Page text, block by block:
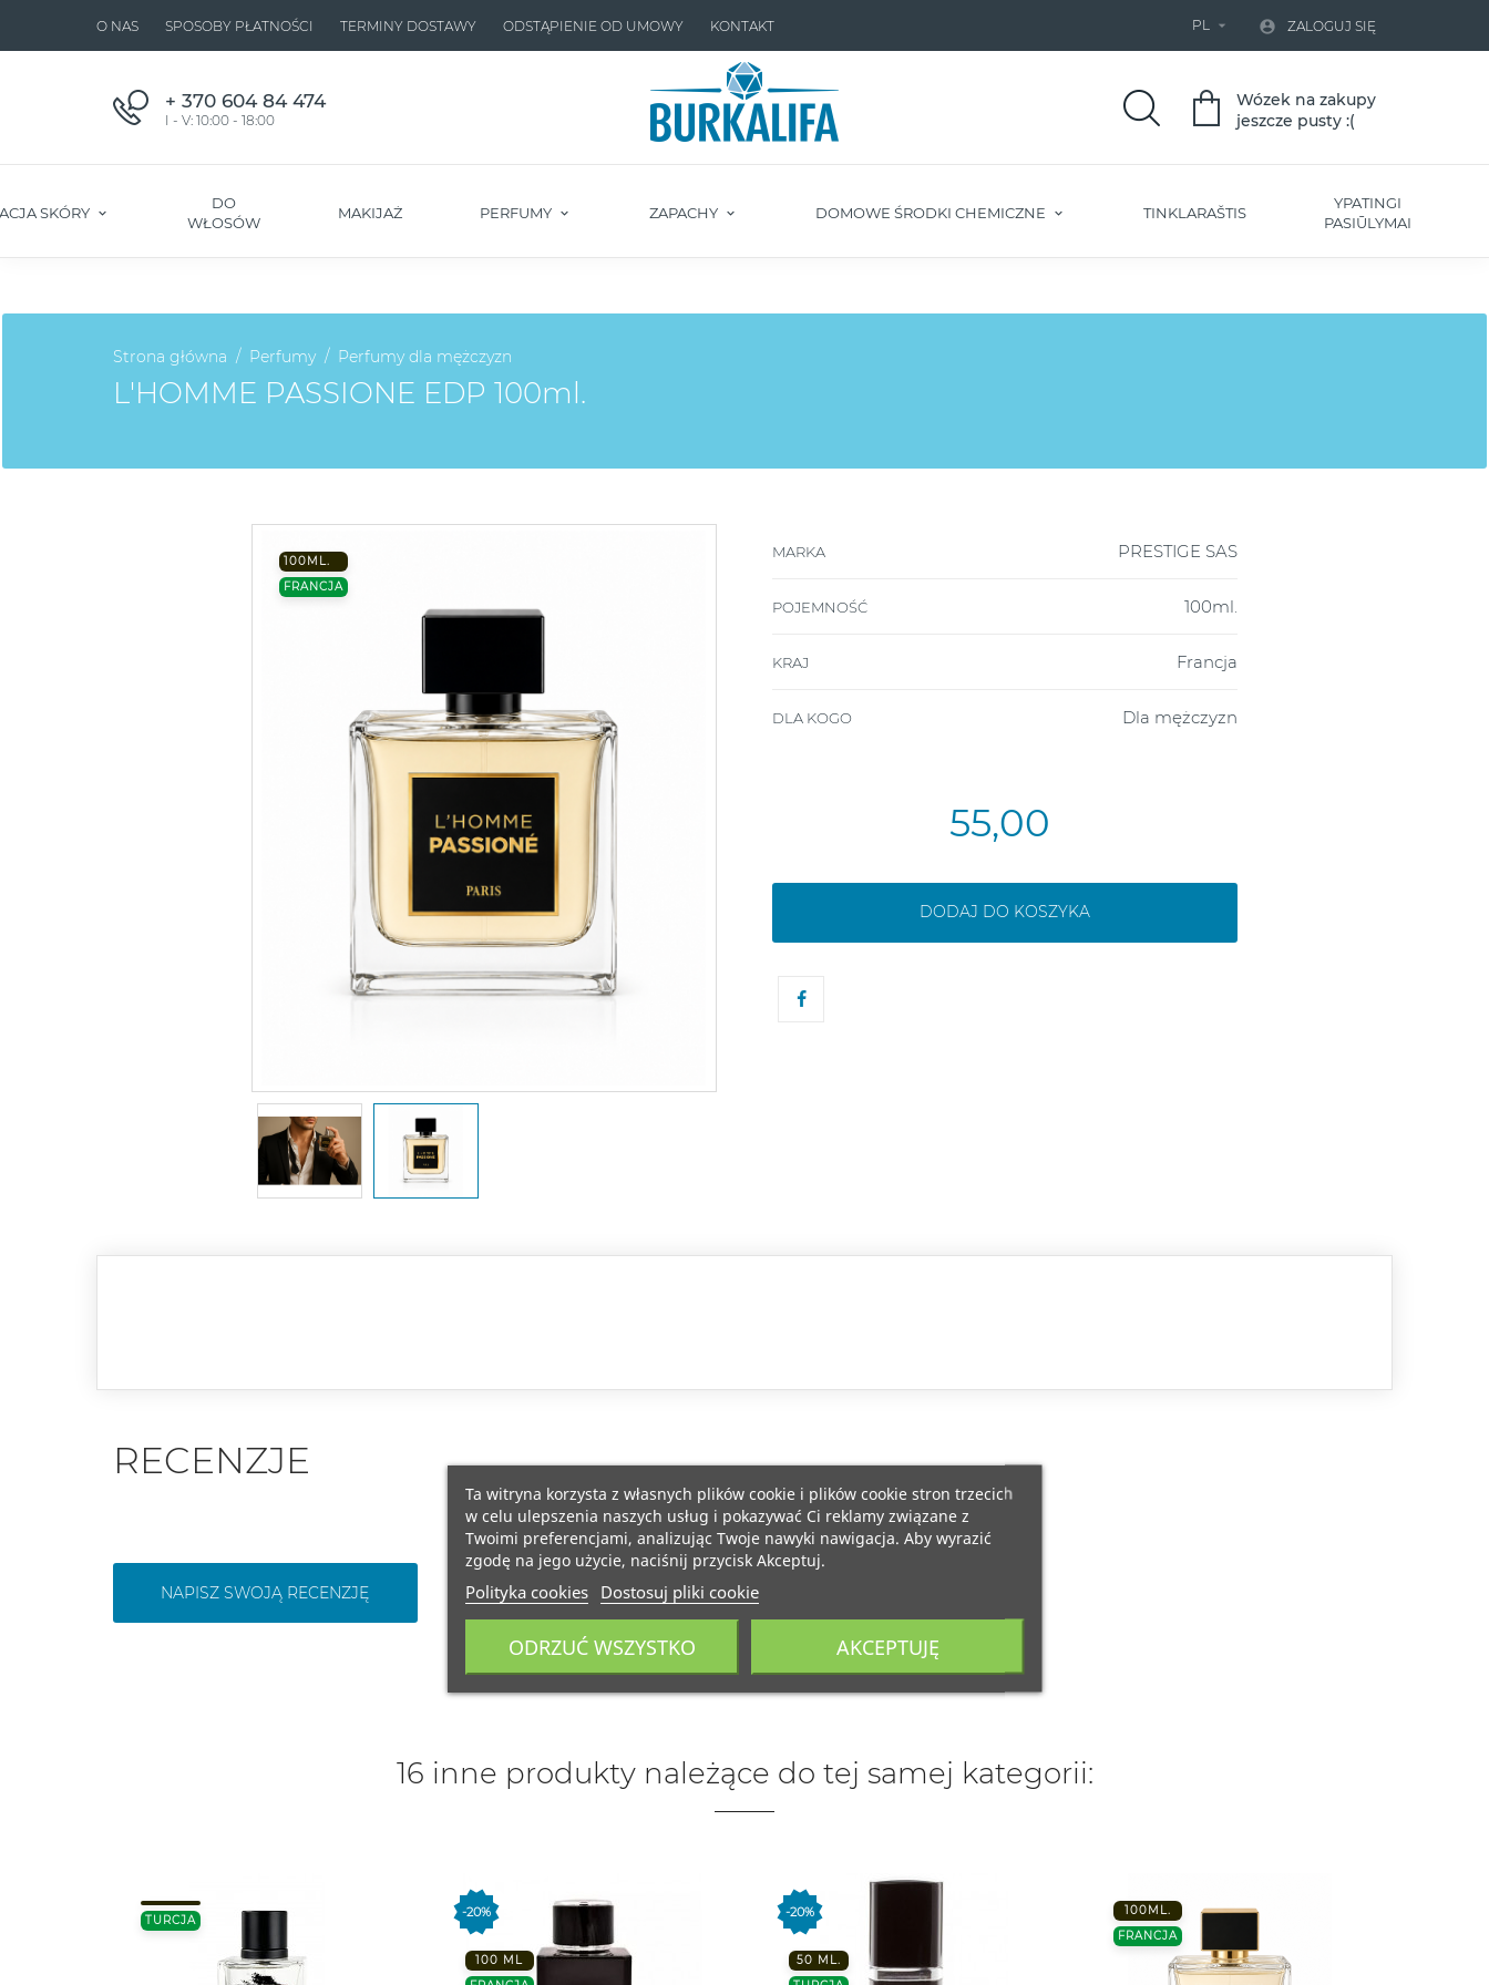
O NAS SPOSOBY PŁATNOŚCI TERMINY DOSTAWY ODSTĄPIENIE OD UMOWY KONTAKT PL   ZALOGUJ SIĘ
+ 370 604 84 474
I - V: 10:00 - 18:00
Wózek na zakupy
jeszcze pusty :(
SKÓRY
DO
WŁOSÓW
MAKIJAŻ PERFUMY ZAPACHY DOMOWE ŚRODKI CHEMICZNE TINKLARAŠTIS
YPATINGI
PASIŪLYMAI
Strona główna Perfumy Perfumy dla mężczyzn
L'HOMME PASSIONE EDP 100ml.
100ML.
FRANCJA
MARKA PRESTIGE SAS
POJEMNOŚĆ 100ml.
KRAJ Francja
DLA KOGO Dla mężczyzn
55,00
DODAJ DO KOSZYKA
RECENZJE
NAPISZ SWOJĄ RECENZJĘ
16 inne produkty należące do tej samej kategorii:
TURCJA
-20%
100 ML
-20%
50 ML.
100ML.
FRANCJA
Ta witryna korzysta z własnych plików cookie i plików cookie stron trzecich
w celu ulepszenia naszych usług i pokazywać Ci reklamy związane z
Twoimi preferencjami, analizując Twoje nawyki nawigacja. Aby wyrazić
zgodę na jego użycie, naciśnij przycisk Akceptuj.
Polityka cookies Dostosuj pliki cookie
ODRZUĆ WSZYSTKO AKCEPTUJĘ